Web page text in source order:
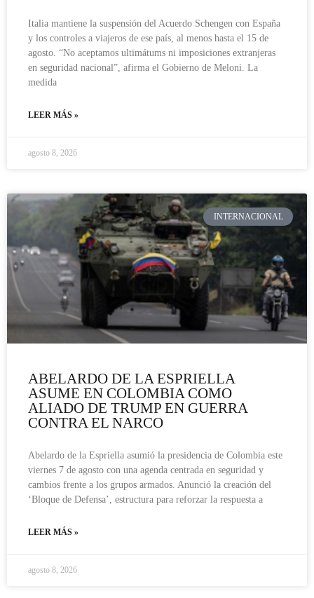
Italia mantiene la suspensión del Acuerdo Schengen con España
y los controles a viajeros de ese país, al menos hasta el 15 de
agosto. “No aceptamos ultimátums ni imposiciones extranjeras
en seguridad nacional”, afirma el Gobierno de Meloni. La
medida
LEER MÁS »
agosto 8, 2026
INTERNACIONAL
ABELARDO DE LA ESPRIELLA
ASUME EN COLOMBIA COMO
ALIADO DE TRUMP EN GUERRA
CONTRA EL NARCO
Abelardo de la Espriella asumió la presidencia de Colombia este
viernes 7 de agosto con una agenda centrada en seguridad y
cambios frente a los grupos armados. Anunció la creación del
‘Bloque de Defensa’, estructura para reforzar la respuesta a
LEER MÁS »
agosto 8, 2026